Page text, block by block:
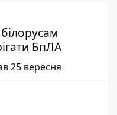
БпЛА
25 вересня